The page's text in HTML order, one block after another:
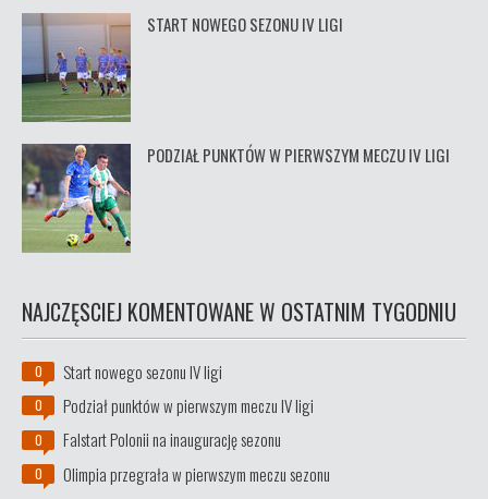
START NOWEGO SEZONU IV LIGI
PODZIAŁ PUNKTÓW W PIERWSZYM MECZU IV LIGI
NAJCZĘSCIEJ KOMENTOWANE W OSTATNIM TYGODNIU
0 Start nowego sezonu IV ligi
0 Podział punktów w pierwszym meczu IV ligi
0 Falstart Polonii na inaugurację sezonu
0 Olimpia przegrała w pierwszym meczu sezonu